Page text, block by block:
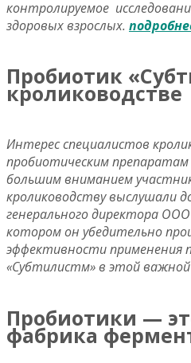
контролируемое
здоровых взрослых.
Пробиотик
кролиководстве
Интерес специалистов
пробиотическим
большим вниманием
кролиководству выслушали
генерального директора
котором он убедительно
эффективности применения
«Субтилистм» в этой
Пробиотики —
фабрика